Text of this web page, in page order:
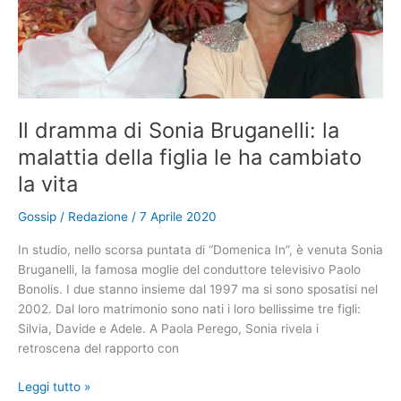
Anni
di
sofferenze
cure
“Nessuno
capiva
cosa
avessi”.
Poi
arrivata
la
diagnosi
inaspettata
Il dramma di Sonia Bruganelli: la
malattia della figlia le ha cambiato
la vita
Gossip / Redazione / 7 Aprile 2020
In studio, nello scorsa puntata di “Domenica In”, è venuta Sonia
Bruganelli, la famosa moglie del conduttore televisivo Paolo
Bonolis. I due stanno insieme dal 1997 ma si sono sposatisi nel
2002. Dal loro matrimonio sono nati i loro bellissime tre figli:
Silvia, Davide e Adele. A Paola Perego, Sonia rivela i
retroscena del rapporto con
IlLeggi tutto »